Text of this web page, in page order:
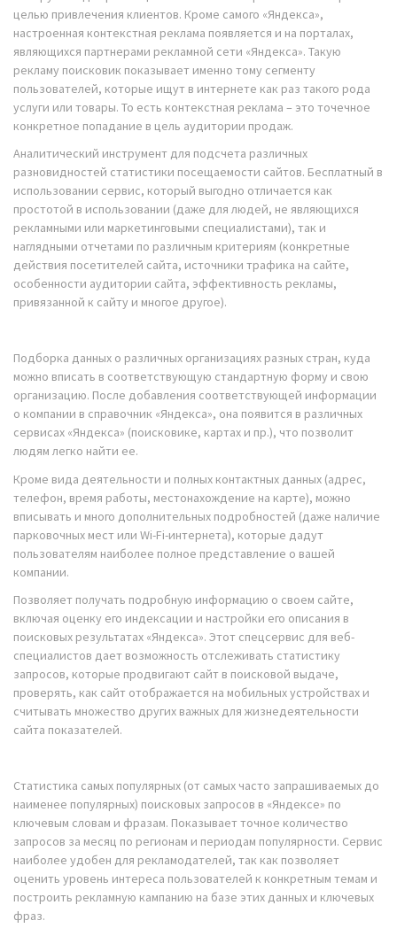
целью привлечения клиентов. Кроме самого «Яндекса»,
настроенная контекстная реклама появляется и на порталах,
являющихся партнерами рекламной сети «Яндекса». Такую
рекламу поисковик показывает именно тому сегменту
пользователей, которые ищут в интернете как раз такого рода
услуги или товары. То есть контекстная реклама – это точечное
конкретное попадание в цель аудитории продаж.
Аналитический инструмент для подсчета различных
разновидностей статистики посещаемости сайтов. Бесплатный в
использовании сервис, который выгодно отличается как
простотой в использовании (даже для людей, не являющихся
рекламными или маркетинговыми специалистами), так и
наглядными отчетами по различным критериям (конкретные
действия посетителей сайта, источники трафика на сайте,
особенности аудитории сайта, эффективность рекламы,
привязанной к сайту и многое другое).
Подборка данных о различных организациях разных стран, куда
можно вписать в соответствующую стандартную форму и свою
организацию. После добавления соответствующей информации
о компании в справочник «Яндекса», она появится в различных
сервисах «Яндекса» (поисковике, картах и пр.), что позволит
людям легко найти ее.
Кроме вида деятельности и полных контактных данных (адрес,
телефон, время работы, местонахождение на карте), можно
вписывать и много дополнительных подробностей (даже наличие
парковочных мест или Wi-Fi-интернета), которые дадут
пользователям наиболее полное представление о вашей
компании.
Позволяет получать подробную информацию о своем сайте,
включая оценку его индексации и настройки его описания в
поисковых результатах «Яндекса». Этот спецсервис для веб-
специалистов дает возможность отслеживать статистику
запросов, которые продвигают сайт в поисковой выдаче,
проверять, как сайт отображается на мобильных устройствах и
считывать множество других важных для жизнедеятельности
сайта показателей.
Статистика самых популярных (от самых часто запрашиваемых до
наименее популярных) поисковых запросов в «Яндексе» по
ключевым словам и фразам. Показывает точное количество
запросов за месяц по регионам и периодам популярности. Сервис
наиболее удобен для рекламодателей, так как позволяет
оценить уровень интереса пользователей к конкретным темам и
построить рекламную кампанию на базе этих данных и ключевых
фраз.